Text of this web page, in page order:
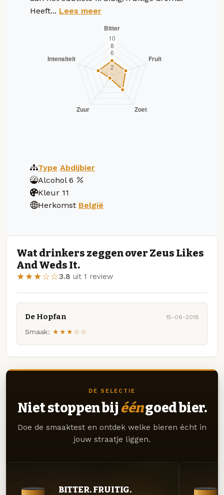
Heeft... Lees meer
Type Abdijbier
Alcohol 6
Kleur 11
Herkomst België
Wat drinkers zeggen over Zeus Likes
And Weds It.
★★★☆☆3.8 uit 1 review
De Hopfan 15-06-2018
Smaak: ★★★☆☆
DE SELECTIE
Niet stoppen bij ééngoed bier.
Doe de smaaktest en ontdek welke bieren écht in
jouw straatje liggen.
BITTER. FRUITIG.